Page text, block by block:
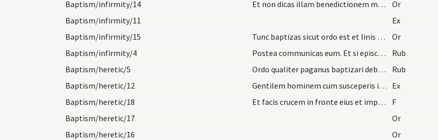
Baptism/infirmity/14
Et non dicas illam benedictionem maiorem ad fonte… Or
Baptism/infirmity/11
Ex
Baptism/infirmity/15
Tunc baptizas sicut ordo est et linis eum de chri… Or
Baptism/infirmity/4
Postea communicas eum. Et si episcopus ad fuerit,… Rub
Baptism/heretic/5
Ordo qualiter paganus baptizari debeat si ex gent… Rub
Baptism/heretic/12
Gentilem hominem cum susceperis in primis catechi… Ex
Baptism/heretic/18
Et facis crucem in fronte eius et imponis manum s… F
Baptism/heretic/17
Or
Baptism/heretic/16
Or